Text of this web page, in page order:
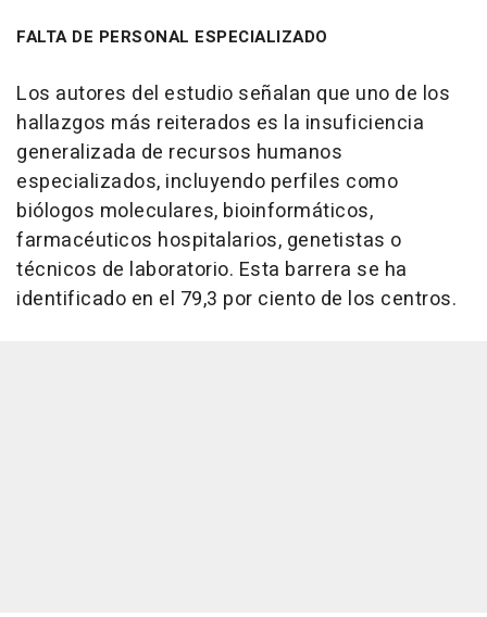
FALTA DE PERSONAL ESPECIALIZADO
Los autores del estudio señalan que uno de los
hallazgos más reiterados es la insuficiencia
generalizada de recursos humanos
especializados, incluyendo perfiles como
biólogos moleculares, bioinformáticos,
farmacéuticos hospitalarios, genetistas o
técnicos de laboratorio. Esta barrera se ha
identificado en el 79,3 por ciento de los centros.